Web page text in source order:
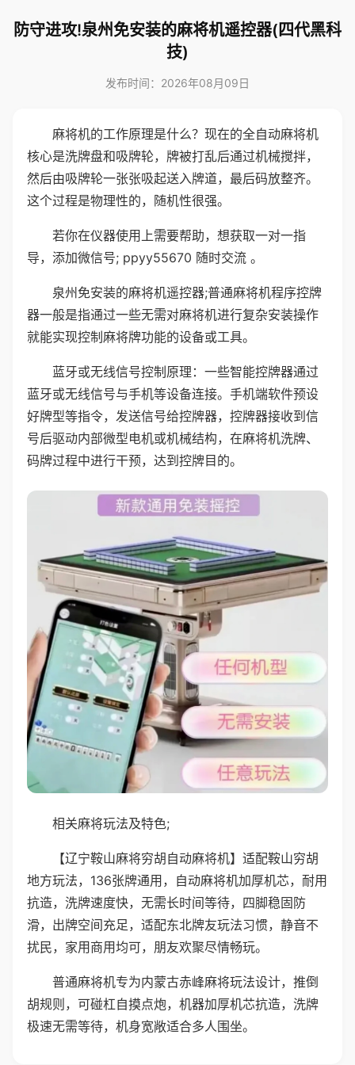
防守进攻!泉州免安装的麻将机遥控器(四代黑科
技)
发布时间：2026年08月09日
麻将机的工作原理是什么？现在的全自动麻将机
核心是洗牌盘和吸牌轮，牌被打乱后通过机械搅拌，
然后由吸牌轮一张张吸起送入牌道，最后码放整齐。
这个过程是物理性的，随机性很强。
若你在仪器使用上需要帮助，想获取一对一指
导，添加微信号; ppyy55670 随时交流 。
泉州免安装的麻将机遥控器;普通麻将机程序控牌
器一般是指通过一些无需对麻将机进行复杂安装操作
就能实现控制麻将牌功能的设备或工具。
蓝牙或无线信号控制原理：一些智能控牌器通过
蓝牙或无线信号与手机等设备连接。手机端软件预设
好牌型等指令，发送信号给控牌器，控牌器接收到信
号后驱动内部微型电机或机械结构，在麻将机洗牌、
码牌过程中进行干预，达到控牌目的。
相关麻将玩法及特色;
【辽宁鞍山麻将穷胡自动麻将机】适配鞍山穷胡
地方玩法，136张牌通用，自动麻将机加厚机芯，耐用
抗造，洗牌速度快，无需长时间等待，四脚稳固防
滑，出牌空间充足，适配东北牌友玩法习惯，静音不
扰民，家用商用均可，朋友欢聚尽情畅玩。
普通麻将机专为内蒙古赤峰麻将玩法设计，推倒
胡规则，可碰杠自摸点炮，机器加厚机芯抗造，洗牌
极速无需等待，机身宽敞适合多人围坐。